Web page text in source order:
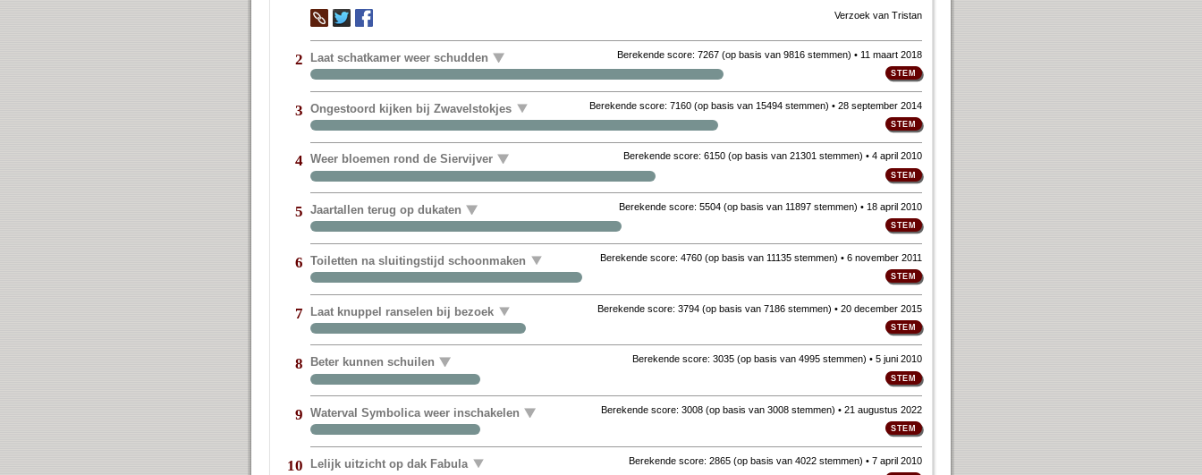
Verzoek van Tristan
2 Laat schatkamer weer schudden Berekende score: 7267(op basis van 9816 stemmen) • 11 maart 2018
3 Ongestoord kijken bij Zwavelstokjes Berekende score: 7160(op basis van 15494 stemmen) • 28 september 2014
4 Weer bloemen rond de Siervijver Berekende score: 6150(op basis van 21301 stemmen) • 4 april 2010
5 Jaartallen terug op dukaten Berekende score: 5504(op basis van 11897 stemmen) • 18 april 2010
6 Toiletten na sluitingstijd schoonmaken Berekende score: 4760(op basis van 11135 stemmen) • 6 november 2011
7 Laat knuppel ranselen bij bezoek Berekende score: 3794(op basis van 7186 stemmen) • 20 december 2015
8 Beter kunnen schuilen Berekende score: 3035(op basis van 4995 stemmen) • 5 juni 2010
9 Waterval Symbolica weer inschakelen Berekende score: 3008(op basis van 3008 stemmen) • 21 augustus 2022
10 Lelijk uitzicht op dak Fabula Berekende score: 2865(op basis van 4022 stemmen) • 7 april 2010